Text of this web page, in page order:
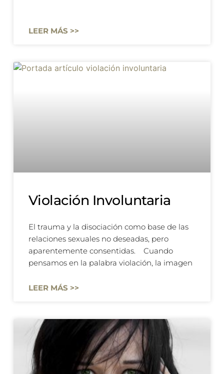
LEER MÁS >>
Violación Involuntaria
El trauma y la disociación como base de las
relaciones sexuales no deseadas, pero
aparentemente consentidas. Cuando
pensamos en la palabra violación, la imagen
LEER MÁS >>